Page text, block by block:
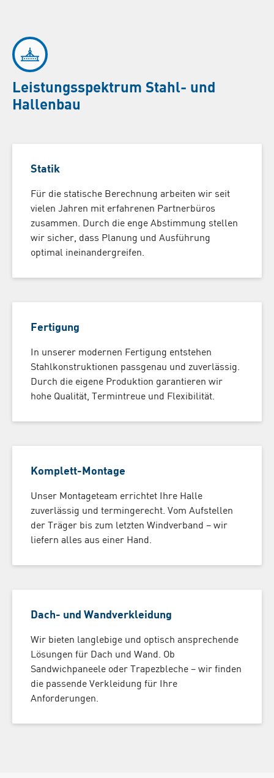
Leistungsspektrum Stahl- und
Hallenbau
Statik
Für die statische Berechnung arbeiten wir seit
vielen Jahren mit erfahrenen Partnerbüros
zusammen. Durch die enge Abstimmung stellen
wir sicher, dass Planung und Ausführung
optimal ineinandergreifen.
Fertigung
In unserer modernen Fertigung entstehen
Stahlkonstruktionen passgenau und zuverlässig.
Durch die eigene Produktion garantieren wir
hohe Qualität, Termintreue und Flexibilität.
Komplett-Montage
Unser Montageteam errichtet Ihre Halle
zuverlässig und termingerecht. Vom Aufstellen
der Träger bis zum letzten Windverband – wir
liefern alles aus einer Hand.
Dach- und Wandverkleidung
Wir bieten langlebige und optisch ansprechende
Lösungen für Dach und Wand. Ob
Sandwichpaneele oder Trapezbleche – wir finden
die passende Verkleidung für Ihre
Anforderungen.